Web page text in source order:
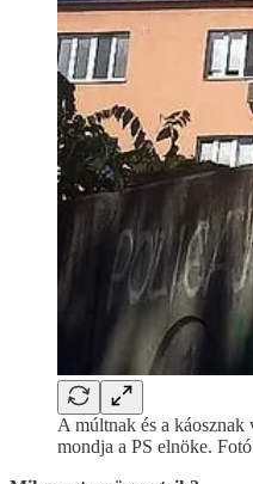
A múltnak és a
mondja a PS elnöke.